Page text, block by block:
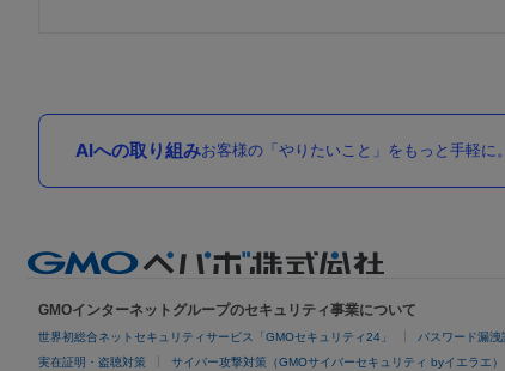
AIへの取り組みお客様の「やりたいこと」をもっと手軽に
GMOインターネットグループのセキュリティ事業について
世界初総合ネットセキュリティサービス「GMOセキュリティ24」 パスワード漏洩
実在証明・盗聴対策 サイバー攻撃対策（GMOサイバーセキュリティ byイエラエ）